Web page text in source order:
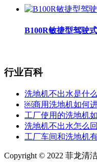
B100R敏捷型驾驶
行业百科
洗地机不出水是什
￼商用洗地机如何
工厂使用的洗地机
洗地机不出水怎么
工厂车间和洗地机
Copyright © 2022 菲龙清